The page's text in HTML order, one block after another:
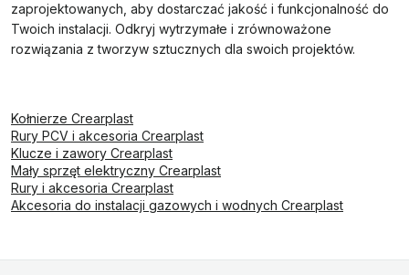
zaprojektowanych, aby dostarczać jakość i funkcjonalność do
Twoich instalacji. Odkryj wytrzymałe i zrównoważone
rozwiązania z tworzyw sztucznych dla swoich projektów.
Kołnierze Crearplast
Rury PCV i akcesoria Crearplast
Klucze i zawory Crearplast
Mały sprzęt elektryczny Crearplast
Rury i akcesoria Crearplast
Akcesoria do instalacji gazowych i wodnych Crearplast